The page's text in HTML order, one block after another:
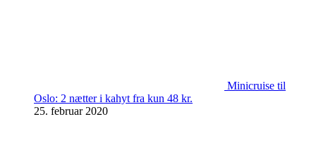
Minicruise til
Oslo: 2 nætter i kahyt fra kun 48 kr.
25. februar 2020